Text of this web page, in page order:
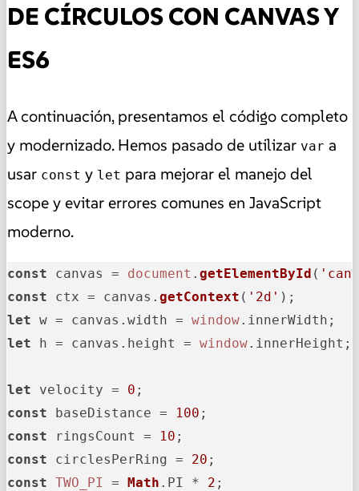
DE CÍRCULOS CON CANVAS Y
ES6
A continuación, presentamos el código completo
y modernizado. Hemos pasado de utilizar var a
usar const y let para mejorar el manejo del
scope y evitar errores comunes en JavaScript
moderno.
const canvas = document . getElementById (
const ctx = canvas. getContext ( '2d'
let w = canvas. width = window. innerWidth
let h = canvas. height = window. innerHeight ;
let velocity = 0
const baseDistance = 100
const ringsCount = 10
const circlesPerRing = 20
const TWO_PI = Math . PI * 2 ;